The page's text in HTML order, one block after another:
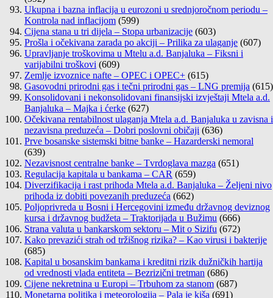
Ukupna i bazna inflacija u eurozoni u srednjoročnom periodu –
Kontrola nad inflacijom (599)
Cijena stana u tri dijela – Stopa urbanizacije (603)
Prošla i očekivana zarada po akciji – Prilika za ulaganje (607)
Upravljanje troškovima u Mtelu a.d. Banjaluka – Fiksni i
varijabilni troškovi (609)
Zemlje izvoznice nafte – OPEC i OPEC+ (615)
Gasovodni prirodni gas i tečni prirodni gas – LNG premija (615)
Konsolidovani i nekonsolidovani finansijski izvještaji Mtela a.d.
Banjaluka – Majka i ćerke (627)
Očekivana rentabilnost ulaganja Mtela a.d. Banjaluka u zavisna i
nezavisna preduzeća – Dobri poslovni običaji (636)
Prve bosanske sistemski bitne banke – Hazarderski nemoral
(639)
Nezavisnost centralne banke – Tvrdoglava mazga (651)
Regulacija kapitala u bankama – CAR (659)
Diverzifikacija i rast prihoda Mtela a.d. Banjaluka – Željeni nivo
prihoda iz dobiti povezanih preduzeća (662)
Poljoprivreda u Bosni i Hercegovini između državnog deviznog
kursa i državnog budžeta – Traktorijada u Bužimu (666)
Strana valuta u bankarskom sektoru – Mit o Sizifu (672)
Kako prevazići strah od tržišnog rizika? – Kao virusi i bakterije
(685)
Kapital u bosanskim bankama i kreditni rizik dužničkih hartija
od vrednosti vlada entiteta – Bezrizični tretman (686)
Cijene nekretnina u Europi – Trbuhom za stanom (687)
Monetarna politika i meteorologija – Pala je kiša (691)